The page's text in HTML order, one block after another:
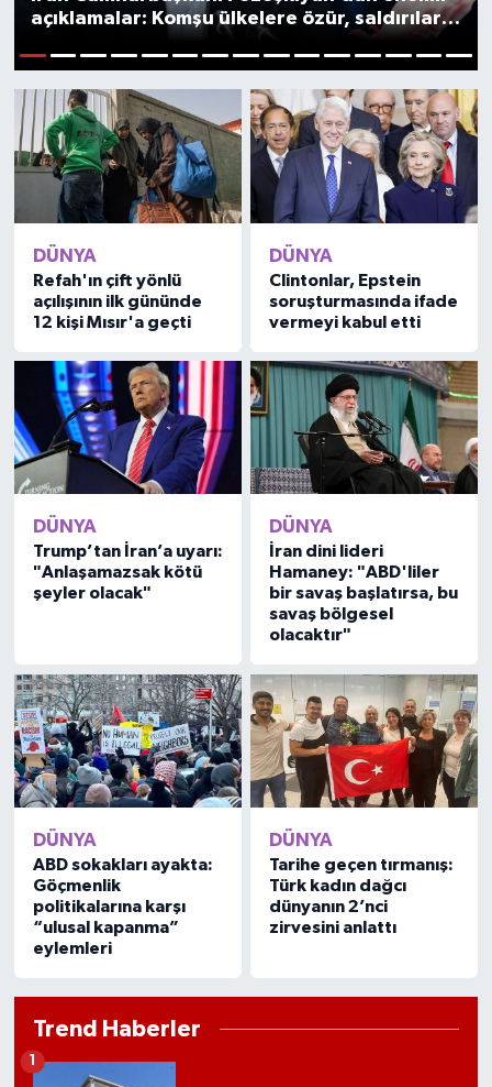
açıklamalar: Komşu ülkelere özür, saldırılara
DÜNYA
Refah'ın çift yönlü
açılışının ilk gününde
12 kişi Mısır'a geçti
DÜNYA
Clintonlar, Epstein
soruşturmasında ifade
vermeyi kabul etti
DÜNYA
Trump’tan İran’a uyarı:
"Anlaşamazsak kötü
şeyler olacak"
DÜNYA
İran dini lideri
Hamaney: "ABD'liler
bir savaş başlatırsa, bu
savaş bölgesel
olacaktır"
DÜNYA
ABD sokakları ayakta:
Göçmenlik
politikalarına karşı
“ulusal kapanma”
eylemleri
DÜNYA
Tarihe geçen tırmanış:
Türk kadın dağcı
dünyanın 2’nci
zirvesini anlattı
Trend Haberler